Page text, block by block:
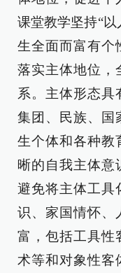
课堂教学坚持“
生全面而富有个
落实主体地位，
系。主体形态具
集团、民族、国
生个体和各种教
晰的自我主体意
避免将主体工具
识、家国情怀、
富，包括工具性
术等和对象性客